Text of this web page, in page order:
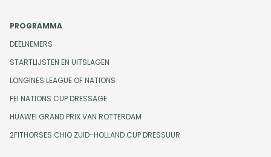
PROGRAMMA
DEELNEMERS
STARTLIJSTEN EN UITSLAGEN
LONGINES LEAGUE OF NATIONS
FEI NATIONS CUP DRESSAGE
HUAWEI GRAND PRIX VAN ROTTERDAM
2FITHORSES CHIO ZUID-HOLLAND CUP DRESSUUR